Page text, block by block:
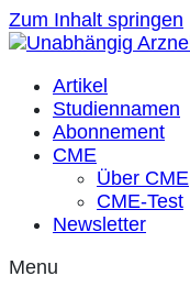
Zum Inhalt springen
Artikel
Studiennamen
Abonnement
CME
Über CME
CME-Test
Newsletter
Menu